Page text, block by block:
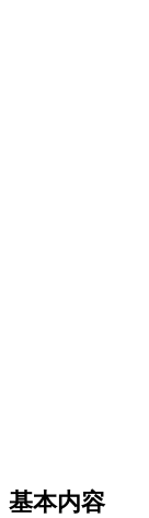
基本内容